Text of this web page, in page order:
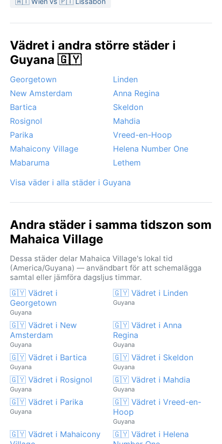
april, då regnet avtar och solen tittar fram mer.
för långt söderut för orkaner, och den ekvatoriala
lugnet ger ett förutsägbart mönster. Däremot kan
områden, särskilt under regnperiodens höjdpunkt.
Himlen bjuder ofta på dramatiska cumulusmoln som
tornrar upp sig eftermiddagar, följt av korta, intensiva
skurar – ett landskap där vädret alltid är en del av
upplevelsen.
Vädret i andra större städer i
Guyana 🇬🇾
Georgetown
Linden
New Amsterdam
Anna Regina
Bartica
Skeldon
Rosignol
Mahdia
Parika
Vreed-en-Hoop
Mahaicony Village
Helena Number One
Mabaruma
Lethem
Visa väder i alla städer i Guyana
Andra städer i samma tidszon som
Mahaica Village
Dessa städer delar Mahaica Village's lokal tid
(America/Guyana) — användbart för att schemalägga
samtal eller jämföra dagsljus timmar.
🇬🇾 Vädret i
Georgetown
Guyana
🇬🇾 Vädret i Linden
Guyana
🇬🇾 Vädret i New
Amsterdam
Guyana
🇬🇾 Vädret i Anna
Regina
Guyana
🇬🇾 Vädret i Bartica
Guyana
🇬🇾 Vädret i Skeldon
Guyana
🇬🇾 Vädret i Rosignol
Guyana
🇬🇾 Vädret i Mahdia
Guyana
🇬🇾 Vädret i Parika
Guyana
🇬🇾 Vädret i Vreed-en-
Hoop
Guyana
🇬🇾 Vädret i Mahaicony
🇬🇾 Vädret i Helena